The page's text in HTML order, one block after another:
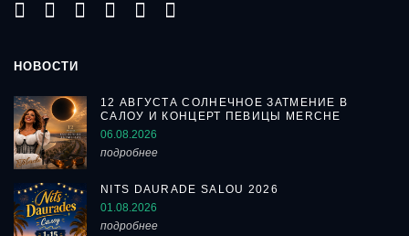
НОВОСТИ
12 АВГУСТА СОЛНЕЧНОЕ ЗАТМЕНИЕ В
САЛОУ И КОНЦЕРТ ПЕВИЦЫ MERCHE
06.08.2026
подробнее
NITS DAURADE SALOU 2026
01.08.2026
подробнее